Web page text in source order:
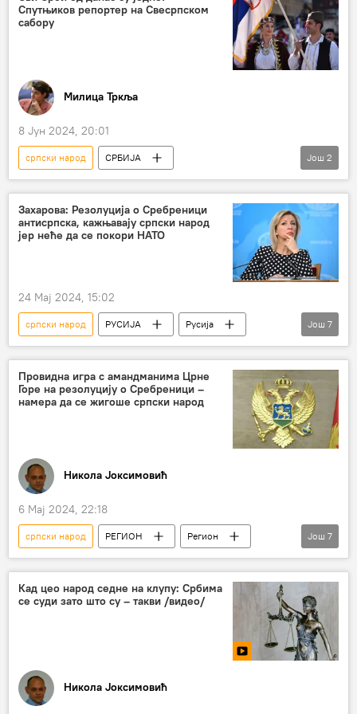
Спутњиков репортер на Свесрпском
сабору
Милица Тркља
8 Јун 2024, 20:01
српски народ
СРБИЈА
Србија – друштво
Република Српска (РС)
Трг Републике
Још 2
Захарова: Резолуција о Сребреници
антисрпска, кажњавају српски народ
јер неће да се покори НАТО
24 Мај 2024, 15:02
српски народ РУСИЈА
Русија
Србија
резолуција
геноцид
Марија Захарова
сукоб
Још 7
Провидна игра с амандманима Црне
Горе на резолуцију о Сребреници –
намера да се жигоше српски народ
Никола Јоксимовић
6 Мај 2024, 22:18
српски народ РЕГИОН
Регион
Регион – политика
Црна Гора
резолуција о геноциду
резолуција УН
Још 7
Кад цео народ седне на клупу: Србима
се суди зато што су – такви /видео/
Никола Јоксимовић